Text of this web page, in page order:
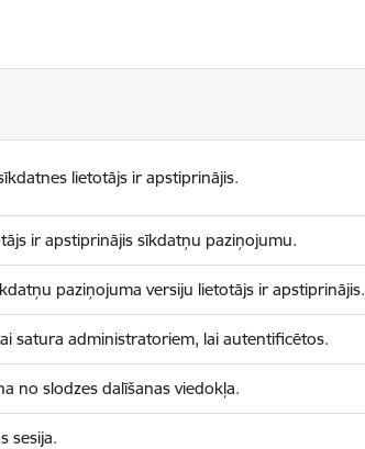
lietotājs ir apstiprinājis.
ir apstiprinājis sīkdatņu paziņojumu.
paziņojuma versiju lietotājs ir apstiprinājis.
satura administratoriem, lai autentificētos.
no slodzes dalīšanas viedokļa.
sesija.